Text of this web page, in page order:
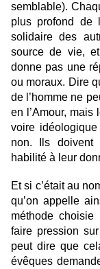
semblable).
plus profond de
solidaire des
source de vie,
donne pas une
ou moraux. Dire
de l’homme ne
en l’Amour, mais
voire
non. Ils doivent
habilité à leur
Et si c’était au
qu’on appelle
méthode
faire pression
peut dire que
évêques